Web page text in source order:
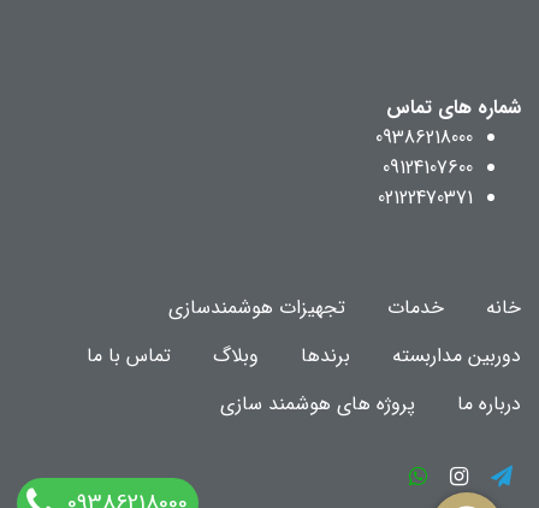
شماره های تماس
09386218000
09124107600
02122470371
خانه خدمات
تجهیزات هوشمندسازی
دوربین مداربسته
برندها وبلاگ
تماس با ما
درباره ما
پروژه های هوشمند سازی